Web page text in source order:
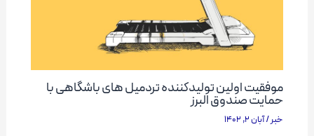
موفقیت اولین تولیدکننده تردمیل های باشگاهی با
حمایت صندوق البرز
خبر/آبان 2, 1402